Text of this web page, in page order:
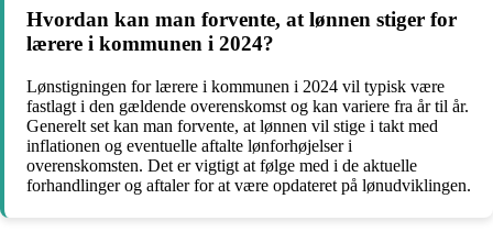
Hvordan kan man forvente, at lønnen stiger for
lærere i kommunen i 2024?
Lønstigningen for lærere i kommunen i 2024 vil typisk være
fastlagt i den gældende overenskomst og kan variere fra år til år.
Generelt set kan man forvente, at lønnen vil stige i takt med
inflationen og eventuelle aftalte lønforhøjelser i
overenskomsten. Det er vigtigt at følge med i de aktuelle
forhandlinger og aftaler for at være opdateret på lønudviklingen.